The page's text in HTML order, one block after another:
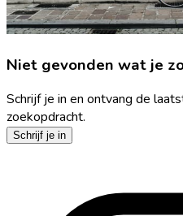
Niet gevonden wat je
Schrijf je in en ontvang de
zoekopdracht.
Schrijf je in